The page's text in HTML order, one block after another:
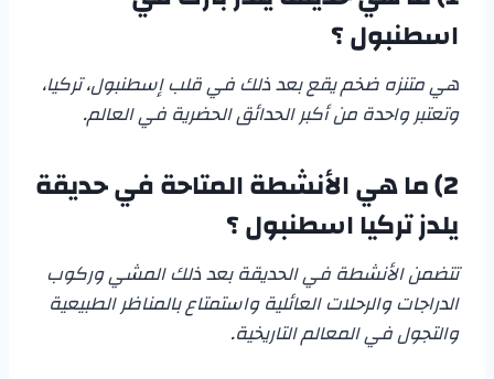
اسطنبول؟
هي متنزه ضخم يقع بعد ذلك في قلب إسطنبول، تركيا،
وتعتبر واحدة من أكبر الحدائق الحضرية في العالم.
2) ما هي الأنشطة المتاحة فيحديقة
يلدز تركيا اسطنبول؟
تتضمن الأنشطة في الحديقة بعد ذلك المشي وركوب
الدراجات والرحلات العائلية واستمتاع بالمناظر الطبيعية
والتجول في المعالم التاريخية.